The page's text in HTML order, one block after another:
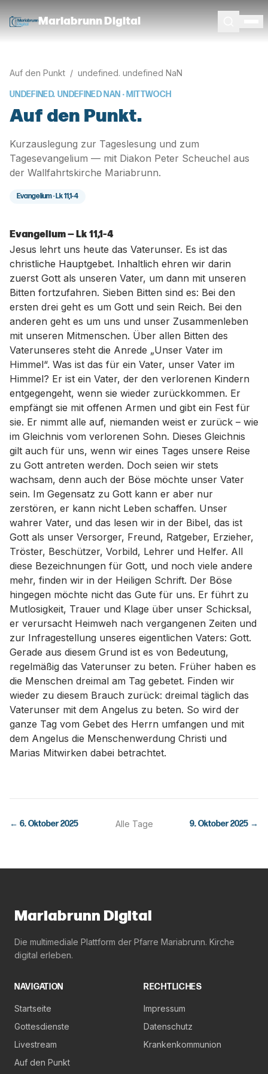
Mariabrunn Digital
Auf den Punkt / undefined. undefined NaN
UNDEFINED. UNDEFINED NAN · MITTWOCH
Auf den Punkt.
Kurzauslegung zur Tageslesung und zum
Tagesevangelium — mit Diakon Peter Scheuchel aus
der Wallfahrtskirche Mariabrunn.
Evangelium ·Lk 11,1-4
Evangelium — Lk 11,1-4
Jesus lehrt uns heute das Vaterunser. Es ist das
christliche Hauptgebet. Inhaltlich ehren wir darin
zuerst Gott als unseren Vater, um dann mit unseren
Bitten fortzufahren. Sieben Bitten sind es: Bei den
ersten drei geht es um Gott und sein Reich. Bei den
anderen geht es um uns und unser Zusammenleben
mit unseren Mitmenschen. Über allen Bitten des
Vaterunseres steht die Anrede „Unser Vater im
Himmel“. Was ist das für ein Vater, unser Vater im
Himmel? Er ist ein Vater, der den verlorenen Kindern
entgegengeht, wenn sie wieder zurückkommen. Er
empfängt sie mit offenen Armen und gibt ein Fest für
sie. Er nimmt alle auf, niemanden weist er zurück – wie
im Gleichnis vom verlorenen Sohn. Dieses Gleichnis
gilt auch für uns, wenn wir eines Tages unsere Reise
zu Gott antreten werden. Doch seien wir stets
wachsam, denn auch der Böse möchte unser Vater
sein. Im Gegensatz zu Gott kann er aber nur
zerstören, er kann nicht Leben schaffen. Unser
wahrer Vater, und das lesen wir in der Bibel, das ist
Gott als unser Versorger, Freund, Ratgeber, Erzieher,
Tröster, Beschützer, Vorbild, Lehrer und Helfer. All
diese Bezeichnungen für Gott, und noch viele andere
mehr, finden wir in der Heiligen Schrift. Der Böse
hingegen möchte nicht das Gute für uns. Er führt zu
Mutlosigkeit, Trauer und Klage über unser Schicksal,
er verursacht Heimweh nach vergangenen Zeiten und
zur Infragestellung unseres eigentlichen Vaters: Gott.
Gerade aus diesem Grund ist es von Bedeutung,
regelmäßig das Vaterunser zu beten. Früher haben es
die Menschen dreimal am Tag gebetet. Finden wir
wieder zu diesem Brauch zurück: dreimal täglich das
Vaterunser mit dem Angelus zu beten. So wird der
ganze Tag vom Gebet des Herrn umfangen und mit
dem Angelus die Menschenwerdung Christi und
Marias Mitwirken dabei betrachtet.
← 6. Oktober 2025 Alle Tage 9. Oktober 2025 →
Mariabrunn Digital
Die multimediale Plattform der Pfarre Mariabrunn. Kirche
digital erleben.
NAVIGATION
Startseite
Gottesdienste
Livestream
Auf den Punkt
RECHTLICHES
Impressum
Datenschutz
Krankenkommunion